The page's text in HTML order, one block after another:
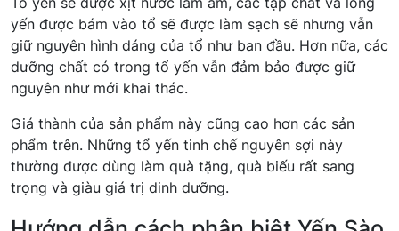
yến được bám vào tổ sẽ được làm sạch sẽ nhưng vẫn
giữ nguyên hình dáng của tổ như ban đầu. Hơn nữa, các
dưỡng chất có trong tổ yến vẫn đảm bảo được giữ
nguyên như mới khai thác.
Giá thành của sản phẩm này cũng cao hơn các sản
phẩm trên. Những tổ yến tinh chế nguyên sợi này
thường được dùng làm quà tặng, quà biếu rất sang
trọng và giàu giá trị dinh dưỡng.